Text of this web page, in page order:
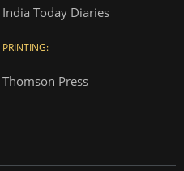
India Today Diaries
PRINTING:
Thomson Press